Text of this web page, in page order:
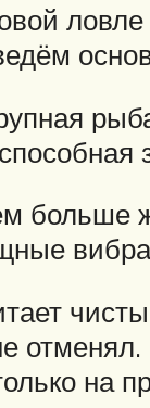
больше
на